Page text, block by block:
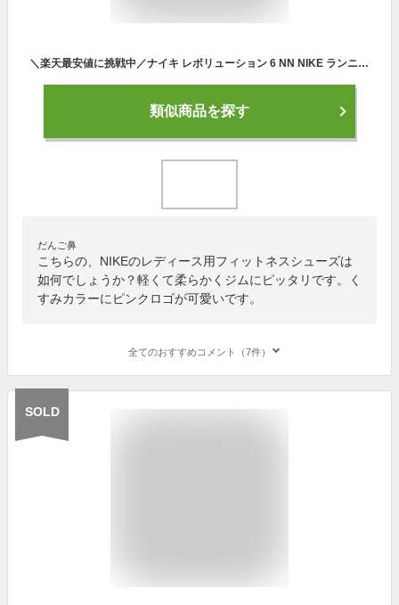
＼楽天最安値に挑戦中／ナイキ レボリューション 6 NN NIKE ランニングシューズ レディース ピンク DV7893 スニーカー シューズ ローカット ブランド シンプル スポーティ スポーツ ランニング トレーニング ジム レジャー 靴 運動 軽量 定番 おしゃれ おすすめ
類似商品を探す
だんご鼻
こちらの、NIKEのレディース用フィットネスシューズは
如何でしょうか？軽くて柔らかくジムにピッタリです。く
すみカラーにピンクロゴが可愛いです。
全てのおすすめコメント（7件）
SOLD